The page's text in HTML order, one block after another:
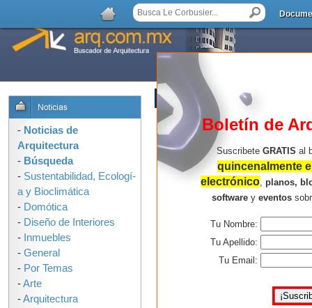
AGREGAR COMENTARIO
Boletín de
Suscribete GRATIS al
quincenalmente
electrónico, planos,
softwarey eventos
Tu Nombre:
Tu Apellido:
Tu Email:
- Noticias de
Arquitectura
- Búsqueda
- Sustentabilidad, Ecologí­
a y Bioclimática
- Domótica
- Diseño de Interiores
- Inmuebles
- General
- Por Temas
-Arte
-Arquitectura